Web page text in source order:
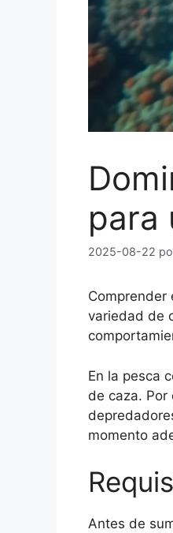
para
2025-08-22
Comprender
variedad de
En la pesca
de caza.
momento
Antes de